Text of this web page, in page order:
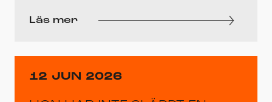
Läs mer
12 JUN 2026